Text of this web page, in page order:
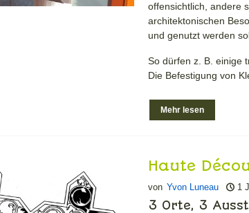
offensichtlich, andere
architektonischen
und genutzt werden
So dürfen z. B. einige
Die Befestigung von
Mehr lesen
Haute
im Februar
von Yvon Luneau 1
3 Orte, 3